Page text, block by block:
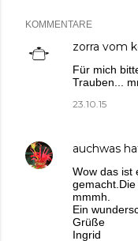
KOMMENTARE
zorra vom
Für mich
Trauben...
23.10.15
auchwas
Wow das ist
mmmh.
Ein
Grüße
Ingrid